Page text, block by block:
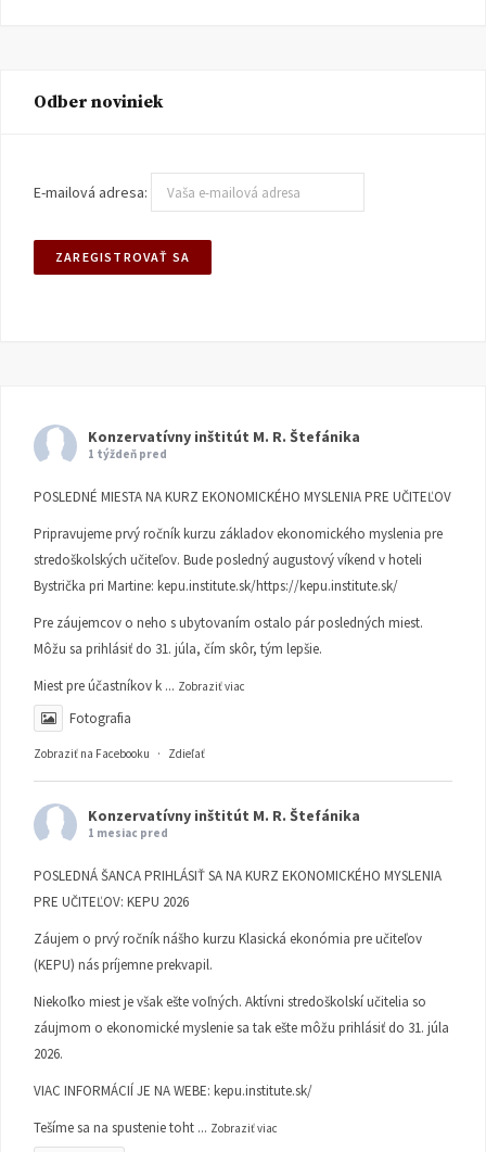
Odber noviniek
E-mailová adresa:
Konzervatívny inštitút M. R. Štefánika
1 týždeň pred
POSLEDNÉ MIESTA NA KURZ EKONOMICKÉHO MYSLENIA PRE UČITEĽOV
Pripravujeme prvý ročník kurzu základov ekonomického myslenia pre
stredoškolských učiteľov. Bude posledný augustový víkend v hoteli
Bystrička pri Martine: kepu.institute.sk/https://kepu.institute.sk/
Pre záujemcov o neho s ubytovaním ostalo pár posledných miest.
Môžu sa prihlásiť do 31. júla, čím skôr, tým lepšie.
Miest pre účastníkov k ... Zobraziť viac
Fotografia
Zobraziť na Facebooku · Zdieľať
Konzervatívny inštitút M. R. Štefánika
1 mesiac pred
POSLEDNÁ ŠANCA PRIHLÁSIŤ SA NA KURZ EKONOMICKÉHO MYSLENIA
PRE UČITEĽOV: KEPU 2026
Záujem o prvý ročník nášho kurzu Klasická ekonómia pre učiteľov
(KEPU) nás príjemne prekvapil.
Niekoľko miest je však ešte voľných. Aktívni stredoškolskí učitelia so
záujmom o ekonomické myslenie sa tak ešte môžu prihlásiť do 31. júla
2026.
VIAC INFORMÁCIÍ JE NA WEBE: kepu.institute.sk/
Tešíme sa na spustenie toht ... Zobraziť viac